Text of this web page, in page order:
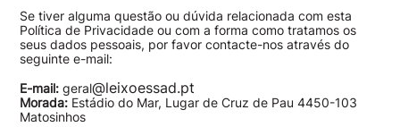
Se tiver alguma questão ou dúvida relacionada com esta
Política de Privacidade ou com a forma como tratamos os
seus dados pessoais, por favor contacte-nos através do
seguinte e-mail:
E-mail:geral@leixoessad.pt
Morada:Estádio do Mar, Lugar de Cruz de Pau 4450-103
Matosinhos